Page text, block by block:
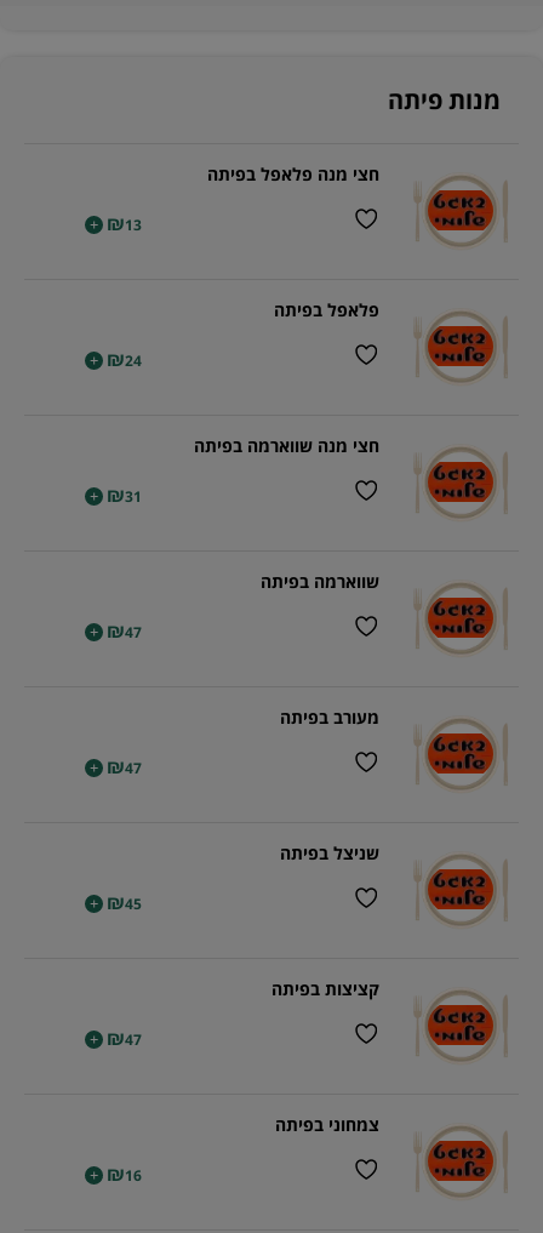
מנות פיתה
חצי מנה פלאפל בפיתה
₪13
+
פלאפל בפיתה
₪24
+
חצי מנה שווארמה בפיתה
₪31
+
שווארמה בפיתה
₪47
+
מעורב בפיתה
₪47
+
שניצל בפיתה
₪45
+
קציצות בפיתה
₪47
+
צמחוני בפיתה
₪16
+